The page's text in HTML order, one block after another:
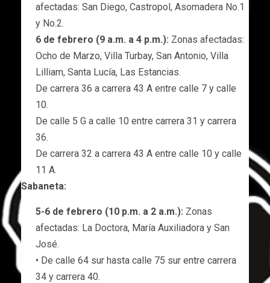
afectadas: San Diego, Castropol, Asomadera No.1
y No.2.
6 de febrero (9 a.m. a 4 p.m.): Zonas afectadas:
Ocho de Marzo, Villa Turbay, San Antonio, Villa
Lilliam, Santa Lucía, Las Estancias.
De carrera 36 a carrera 43 A entre calle 7 y calle
10.
De calle 5 G a calle 10 entre carrera 31 y carrera
36.
De carrera 32 a carrera 43 A entre calle 10 y calle
11 A.
Sabaneta:
5-6 de febrero (10 p.m. a 2 a.m.): Zonas
afectadas: La Doctora, María Auxiliadora y San
José.
• De calle 64 sur hasta calle 75 sur entre carrera
34 y carrera 40.